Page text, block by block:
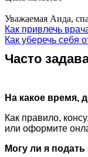
Уважаемая Аида,
Как привлечь
Как уберечь себя
Часто
На какое время,
Как правило,
или оформите
Могу ли я